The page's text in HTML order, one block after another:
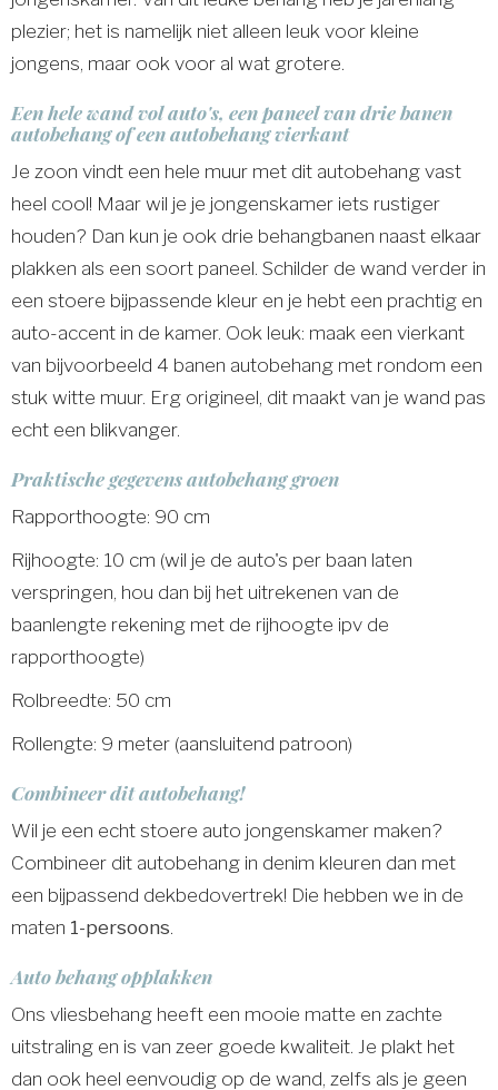
plezier; het is namelijk niet alleen leuk voor kleine
jongens, maar ook voor al wat grotere.
Een hele wand vol auto's, een paneel van drie banen
autobehang of een autobehang vierkant
Je zoon vindt een hele muur met dit autobehang vast
heel cool! Maar wil je je jongenskamer iets rustiger
houden? Dan kun je ook drie behangbanen naast elkaar
plakken als een soort paneel. Schilder de wand verder in
een stoere bijpassende kleur en je hebt een prachtig en
auto-accent in de kamer. Ook leuk: maak een vierkant
van bijvoorbeeld 4 banen autobehang met rondom een
stuk witte muur. Erg origineel, dit maakt van je wand pas
echt een blikvanger.
Praktische gegevens autobehang groen
Rapporthoogte: 90 cm
Rijhoogte: 10 cm (wil je de auto's per baan laten
verspringen, hou dan bij het uitrekenen van de
baanlengte rekening met de rijhoogte ipv de
rapporthoogte)
Rolbreedte: 50 cm
Rollengte: 9 meter (aansluitend patroon)
Combineer dit autobehang!
Wil je een echt stoere auto jongenskamer maken?
Combineer dit autobehang in denim kleuren dan met
een bijpassend dekbedovertrek! Die hebben we in de
maten 1-persoons.
Auto behang opplakken
Ons vliesbehang heeft een mooie matte en zachte
uitstraling en is van zeer goede kwaliteit. Je plakt het
dan ook heel eenvoudig op de wand, zelfs als je geen